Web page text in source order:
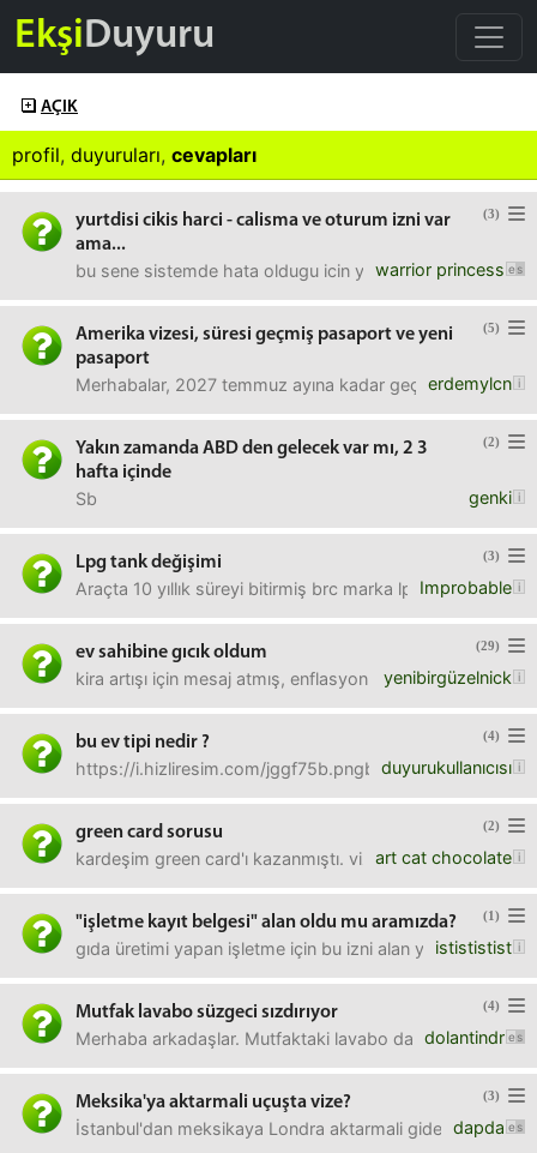
EkşiDuyuru
AÇIK
profil, duyuruları, cevapları
(3)
yurtdisi cikis harci - calisma ve oturum izni var
ama...
warrior princess
bu sene sistemde hata oldugu icin yenileme karti cok
(5)
Amerika vizesi, süresi geçmiş pasaport ve yeni
pasaport
erdemylcn
Merhabalar, 2027 temmuz ayına kadar geçerli Amerika
(2)
Yakın zamanda ABD den gelecek var mı, 2 3
hafta içinde
genki
Sb
(3)
Lpg tank değişimi
Improbable
Araçta 10 yıllık süreyi bitirmiş brc marka lpg tankımız
(29)
ev sahibine gıcık oldum
yenibirgüzelnick
kira artışı için mesaj atmış, enflasyon oranında artışa
(4)
bu ev tipi nedir ?
duyurukullanıcısı
https://i.hizliresim.com/jggf75b.pngbir de istanbul'da
(2)
green card sorusu
art cat chocolate
kardeşim green card'ı kazanmıştı. vize, mülakat,
(1)
"işletme kayıt belgesi" alan oldu mu aramızda?
istististist
gıda üretimi yapan işletme için bu izni alan ya da bu
(4)
Mutfak lavabo süzgeci sızdırıyor
dolantindr
Merhaba arkadaşlar. Mutfaktaki lavabo damlatıyor diye
(3)
Meksika'ya aktarmali uçuşta vize?
dapda
İstanbul'dan meksikaya Londra aktarmali gidecek bordo